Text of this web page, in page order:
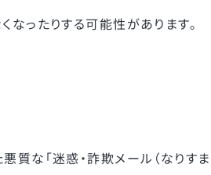
なったりする可能性があります。
な「迷惑・詐欺メール（なりすま